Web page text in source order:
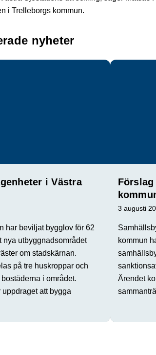
i Trelleborgs kommun.
nyheter
i Västra
har beviljat bygglov för 62
nya utbyggnadsområdet
om stadskärnan.
på tre huskroppar och
i området.
att bygga
3 augusti
kommun
Ärendet